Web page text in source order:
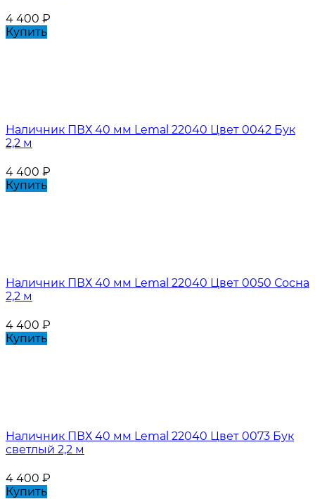
4 400 ₽
Купить
Наличник ПВХ 40 мм Lemal 22040 Цвет 0042 Бук
2,2 м
4 400 ₽
Купить
Наличник ПВХ 40 мм Lemal 22040 Цвет 0050 Сосна
2,2 м
4 400 ₽
Купить
Наличник ПВХ 40 мм Lemal 22040 Цвет 0073 Бук
светлый 2,2 м
4 400 ₽
Купить